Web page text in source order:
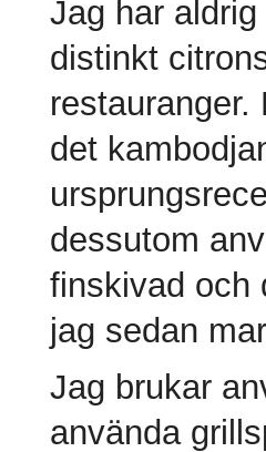
Jag har
distinkt
det
dessutom
finskivad och
jag sedan
Jag brukar
använda